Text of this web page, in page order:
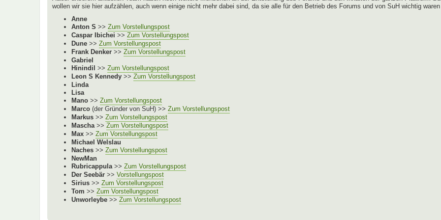
wollen wir sie hier aufzählen, auch wenn einige nicht mehr dabei sind, da sie alle für den Betrieb des Forums und von SuH wichtig waren
Anne
Anton S >> Zum Vorstellungspost
Caspar Ibichei >> Zum Vorstellungspost
Dune >> Zum Vorstellungspost
Frank Denker >> Zum Vorstellungspost
Gabriel
Hinindil >> Zum Vorstellungspost
Leon S Kennedy >> Zum Vorstellungspost
Linda
Lisa
Mano >> Zum Vorstellungspost
Marco (der Gründer von SuH) >> Zum Vorstellungspost
Markus >> Zum Vorstellungspost
Mascha>> Zum Vorstellungspost
Max >> Zum Vorstellungspost
Michael Welslau
Naches >> Zum Vorstellungspost
NewMan
Rubricappula>> Zum Vorstellungspost
Der Seebär >> Vorstellungspost
Sirius >> Zum Vorstellungspost
Tom >> Zum Vorstellungspost
Unworleybe >> Zum Vorstellungspost